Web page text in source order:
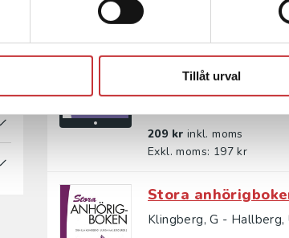
Tillåt urval
Till vad har vi
Gustavsson, A - Westin,
Identitetsbegreppets
209 kr inkl. moms
Exkl. moms: 197 kr
Stora
Klingberg, G - Hallberg,